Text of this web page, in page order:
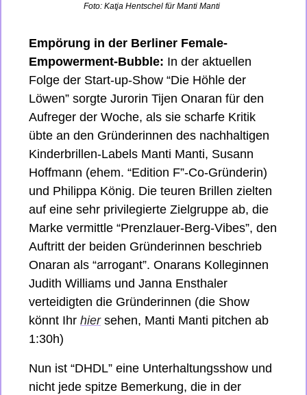
Foto: Katja Hentschel für Manti Manti
Empörung in der Berliner Female-
Empowerment-Bubble: In der aktuellen
Folge der Start-up-Show “Die Höhle der
Löwen” sorgte Jurorin Tijen Onaran für den
Aufreger der Woche, als sie scharfe Kritik
übte an den Gründerinnen des nachhaltigen
Kinderbrillen-Labels Manti Manti, Susann
Hoffmann (ehem. “Edition F”-Co-Gründerin)
und Philippa König. Die teuren Brillen zielten
auf eine sehr privilegierte Zielgruppe ab, die
Marke vermittle “Prenzlauer-Berg-Vibes”, den
Auftritt der beiden Gründerinnen beschrieb
Onaran als “arrogant”. Onarans Kolleginnen
Judith Williams und Janna Ensthaler
verteidigten die Gründerinnen (die Show
könnt Ihr hier sehen, Manti Manti pitchen ab
1:30h)
Nun ist “DHDL” eine Unterhaltungsshow und
nicht jede spitze Bemerkung, die in der